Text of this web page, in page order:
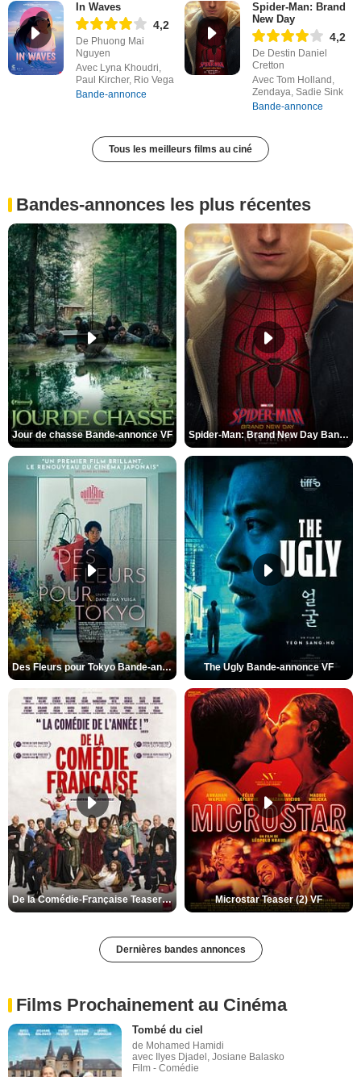
In Waves
4,2
De Phuong Mai
Nguyen
Avec Lyna Khoudri,
Paul Kircher, Rio Vega
Bande-annonce
Spider-Man: Brand
New Day
4,2
De Destin Daniel
Cretton
Avec Tom Holland,
Zendaya, Sadie Sink
Bande-annonce
Tous les meilleurs films au ciné
Bandes-annonces les plus récentes
Jour de chasse Bande-annonce VF Spider-Man: Brand New Day Bande-annonce (3) VO STFR
Des Fleurs pour Tokyo Bande-annonce VO STFR The Ugly Bande-annonce VF
De la Comédie-Française Teaser (3) VF Microstar Teaser (2) VF
Dernières bandes annonces
Films Prochainement au Cinéma
Tombé du ciel
de Mohamed Hamidi
avec Ilyes Djadel, Josiane Balasko
Film - Comédie